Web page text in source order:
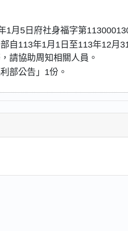
1月5日府社身福字第
自113年1月1日至113年12月
請協助周知相關人員。
部公告」1份。